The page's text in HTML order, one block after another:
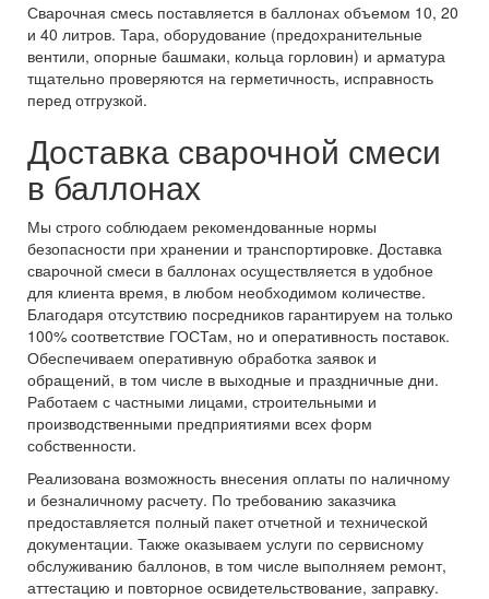
Сварочная смесь поставляется в баллонах объемом 10, 20
и 40 литров. Тара, оборудование (предохранительные
вентили, опорные башмаки, кольца горловин) и арматура
тщательно проверяются на герметичность, исправность
перед отгрузкой.
Доставка сварочной смеси
в баллонах
Мы строго соблюдаем рекомендованные нормы
безопасности при хранении и транспортировке. Доставка
сварочной смеси в баллонах осуществляется в удобное
для клиента время, в любом необходимом количестве.
Благодаря отсутствию посредников гарантируем на только
100% соответствие ГОСТам, но и оперативность поставок.
Обеспечиваем оперативную обработка заявок и
обращений, в том числе в выходные и праздничные дни.
Работаем с частными лицами, строительными и
производственными предприятиями всех форм
собственности.
Реализована возможность внесения оплаты по наличному
и безналичному расчету. По требованию заказчика
предоставляется полный пакет отчетной и технической
документации. Также оказываем услуги по сервисному
обслуживанию баллонов, в том числе выполняем ремонт,
аттестацию и повторное освидетельствование, заправку.